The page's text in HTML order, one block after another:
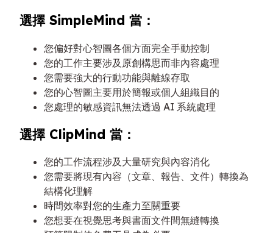
選擇 SimpleMind 當：
您偏好對心智圖各個方面完全手動控制
您的工作主要涉及原創構思而非內容處理
您需要強大的行動功能與離線存取
您的心智圖主要用於簡報或個人組織目的
您處理的敏感資訊無法透過 AI 系統處理
選擇 ClipMind 當：
您的工作流程涉及大量研究與內容消化
您需要將現有內容（文章、報告、文件）轉換為
結構化理解
時間效率對您的生產力至關重要
您想要在視覺思考與書面文件間無縫轉換